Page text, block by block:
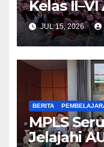
Kelas
Baru
JUL 15, 2026
BERITA
MPLS
Jelajahi